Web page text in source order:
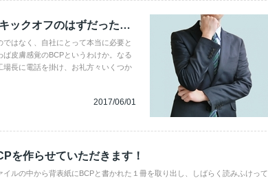
ックオフのはずだった…
ではなく、自社にとって本当に必要と
皮膚感覚のBCPというわけか。なる
長に電話を掛け、お礼方々いくつか
2017/06/01
を作らせていただきます！
ルの中から背表紙にBCPと書かれた１冊を取り出し、しばらく読みふけって